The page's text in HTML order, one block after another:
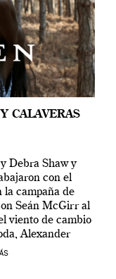
CALAVERAS
Debra Shaw y
con el
la campaña de
Seán McGirr al
viento de cambio
Alexander
una […]